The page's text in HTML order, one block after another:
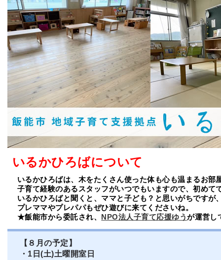
いるかひろばについて
いるかひろばは、木をたくさん使った体も心も温まるお部
子育て経験のあるスタッフがいつでもいますので、初めて
いるかひろばと聞くと、ママと子ども？と思いがちですが
プレママやプレパパもぜひ遊びに来てくださいね。
★飯能市から委託され、 NPO法人子育て応援ゆうが運営し
【８月の予定】
・1日(土)土曜開室日